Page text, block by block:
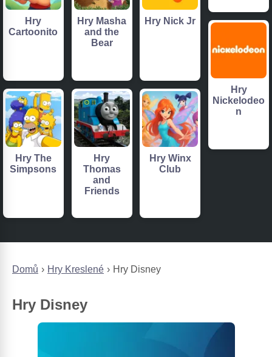
Domů Hry Kreslené Hry Disney
Hry Disney
Hry
Cartoonito
Hry Masha
and the
Bear
Hry Nick Jr
Hry
Nickelodeo
n
Hry The
Simpsons
Hry
Thomas
and
Friends
Hry Winx
Club